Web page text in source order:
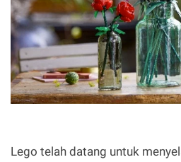
Lego telah datang untuk